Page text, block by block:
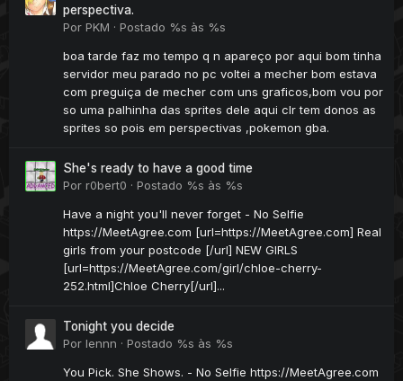
perspectiva.
Por PKM · Postado %s às %s
boa tarde faz mo tempo q n apareço por aqui bom tinha
servidor meu parado no pc voltei a mecher bom estava
com preguiça de mecher com uns graficos,bom vou por
so uma palhinha das sprites dele aqui clr tem donos as
sprites so pois em perspectivas ,pokemon gba.
She's ready to have a good time
Por r0bert0 · Postado %s às %s
Have a night you'll never forget - No Selfie
https://MeetAgree.com [url=https://MeetAgree.com] Real
girls from your postcode [/url] NEW GIRLS
[url=https://MeetAgree.com/girl/chloe-cherry-
252.html]Chloe Cherry[/url]...
Tonight you decide
Por lennn · Postado %s às %s
You Pick. She Shows. - No Selfie https://MeetAgree.com